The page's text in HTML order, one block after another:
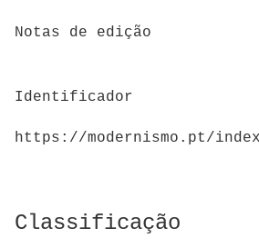
Notas de edição
Identificador
https://modernismo.pt/
Classificação